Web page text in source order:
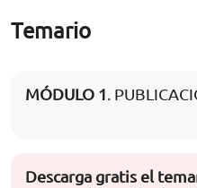
Temario
MÓDULO 1.
Descarga gratis el